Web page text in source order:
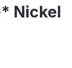
Nickel